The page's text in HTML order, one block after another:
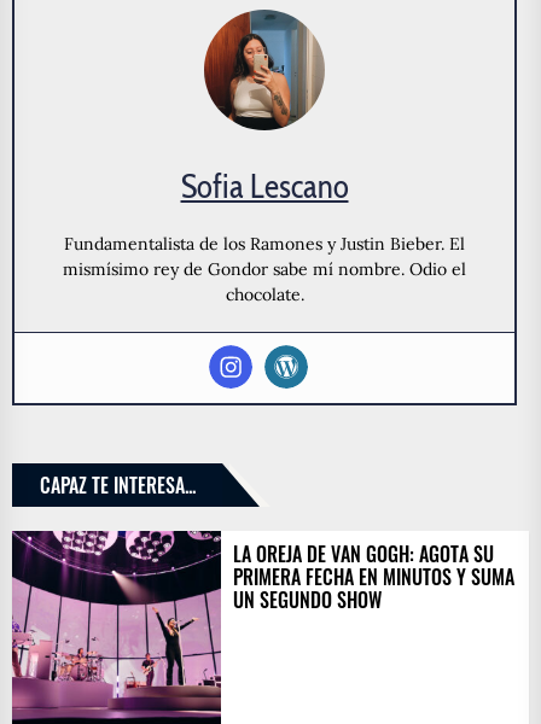
Sofia Lescano
Fundamentalista de los Ramones y Justin Bieber. El
mismísimo rey de Gondor sabe mí nombre. Odio el
chocolate.
CAPAZ TE INTERESA...
LA OREJA DE VAN GOGH: AGOTA SU
PRIMERA FECHA EN MINUTOS Y SUMA
UN SEGUNDO SHOW